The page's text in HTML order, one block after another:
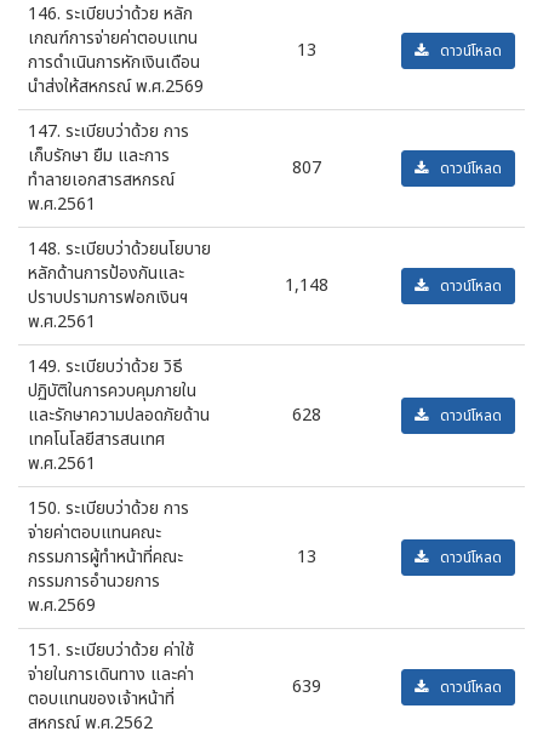
146. ระเบียบว่าด้วย หลัก
เกณฑ์การจ่ายค่าตอบแทน
การดำเนินการหักเงินเดือน
นำส่งให้สหกรณ์ พ.ศ.2569
13 ดาวน์โหลด
147. ระเบียบว่าด้วย การ
เก็บรักษา ยืม และการ
ทำลายเอกสารสหกรณ์
พ.ศ.2561
807 ดาวน์โหลด
148. ระเบียบว่าด้วยนโยบาย
หลักด้านการป้องกันและ
ปราบปรามการฟอกเงินฯ
พ.ศ.2561
1,148 ดาวน์โหลด
149. ระเบียบว่าด้วย วิธี
ปฏิบัติในการควบคุมภายใน
และรักษาความปลอดภัยด้าน
เทคโนโลยีสารสนเทศ
พ.ศ.2561
628 ดาวน์โหลด
150. ระเบียบว่าด้วย การ
จ่ายค่าตอบแทนคณะ
กรรมการผู้ทำหน้าที่คณะ
กรรมการอำนวยการ
พ.ศ.2569
13 ดาวน์โหลด
151. ระเบียบว่าด้วย ค่าใช้
จ่ายในการเดินทาง และค่า
ตอบแทนของเจ้าหน้าที่
สหกรณ์ พ.ศ.2562
639 ดาวน์โหลด